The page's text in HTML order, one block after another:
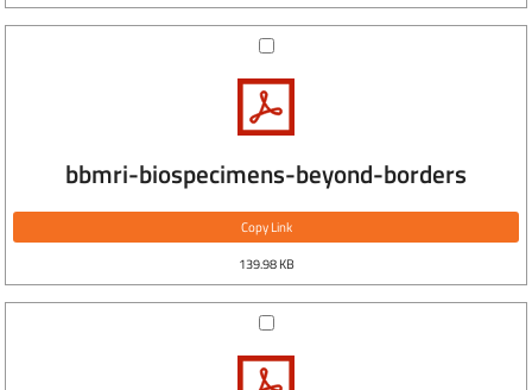
bbmri-biospecimens-beyond-borders
Copy Link
139.98 KB